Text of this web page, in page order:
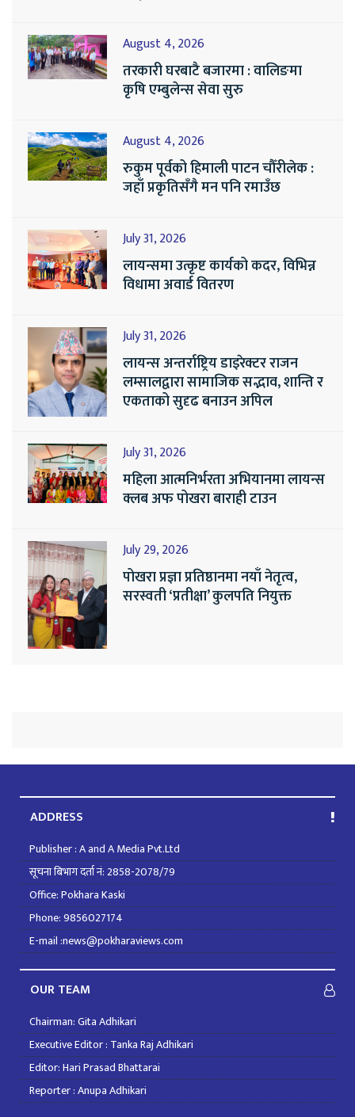
August 4, 2026
तरकारी घरबाटै बजारमा : वालिङमा
कृषि एम्बुलेन्स सेवा सुरु
August 4, 2026
रुकुम पूर्वको हिमाली पाटन चौँरीलेक :
जहाँ प्रकृतिसँगै मन पनि रमाउँछ
July 31, 2026
लायन्समा उत्कृष्ट कार्यको कदर, विभिन्न
विधामा अवार्ड वितरण
July 31, 2026
लायन्स अन्तर्राष्ट्रिय डाइरेक्टर राजन
लम्सालद्वारा सामाजिक सद्भाव, शान्ति र
एकताको सुदृढ बनाउन अपिल
July 31, 2026
महिला आत्मनिर्भरता अभियानमा लायन्स
क्लब अफ पोखरा बाराही टाउन
July 29, 2026
पोखरा प्रज्ञा प्रतिष्ठानमा नयाँ नेतृत्व,
सरस्वती ‘प्रतीक्षा’ कुलपति नियुक्त
ADDRESS
Publisher : A and A Media Pvt.Ltd
सूचना बिभाग दर्ता नं: 2858-2078/79
Office: Pokhara Kaski
Phone: 9856027174
E-mail :news@pokharaviews.com
OUR TEAM
Chairman: Gita Adhikari
Executive Editor : Tanka Raj Adhikari
Editor: Hari Prasad Bhattarai
Reporter : Anupa Adhikari